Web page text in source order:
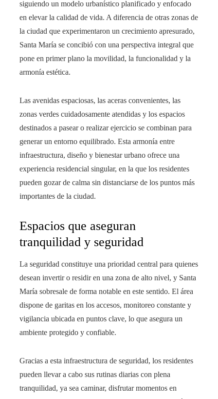
siguiendo un modelo urbanístico planificado y enfocado
en elevar la calidad de vida. A diferencia de otras zonas de
la ciudad que experimentaron un crecimiento apresurado,
Santa María se concibió con una perspectiva integral que
pone en primer plano la movilidad, la funcionalidad y la
armonía estética.
Las avenidas espaciosas, las aceras convenientes, las
zonas verdes cuidadosamente atendidas y los espacios
destinados a pasear o realizar ejercicio se combinan para
generar un entorno equilibrado. Esta armonía entre
infraestructura, diseño y bienestar urbano ofrece una
experiencia residencial singular, en la que los residentes
pueden gozar de calma sin distanciarse de los puntos más
importantes de la ciudad.
Espacios que aseguran
tranquilidad y seguridad
La seguridad constituye una prioridad central para quienes
desean invertir o residir en una zona de alto nivel, y Santa
María sobresale de forma notable en este sentido. El área
dispone de garitas en los accesos, monitoreo constante y
vigilancia ubicada en puntos clave, lo que asegura un
ambiente protegido y confiable.
Gracias a esta infraestructura de seguridad, los residentes
pueden llevar a cabo sus rutinas diarias con plena
tranquilidad, ya sea caminar, disfrutar momentos en